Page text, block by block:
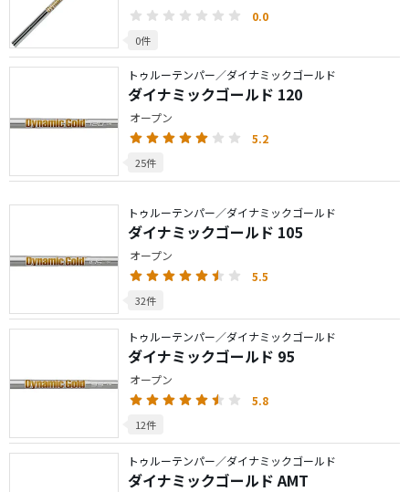
0.0
0件
トゥルーテンパー／ダイナミックゴールド
ダイナミックゴールド 120
オープン
5.2
25件
トゥルーテンパー／ダイナミックゴールド
ダイナミックゴールド 105
オープン
5.5
32件
トゥルーテンパー／ダイナミックゴールド
ダイナミックゴールド 95
オープン
5.8
12件
トゥルーテンパー／ダイナミックゴールド
ダイナミックゴールド AMT